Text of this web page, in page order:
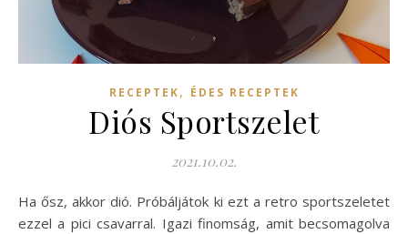
RECEPTEK, ÉDES RECEPTEK
Diós Sportszelet
2021.10.02.
Ha ősz, akkor dió. Próbáljátok ki ezt a retro sportszeletet
ezzel a pici csavarral. Igazi finomság, amit becsomagolva